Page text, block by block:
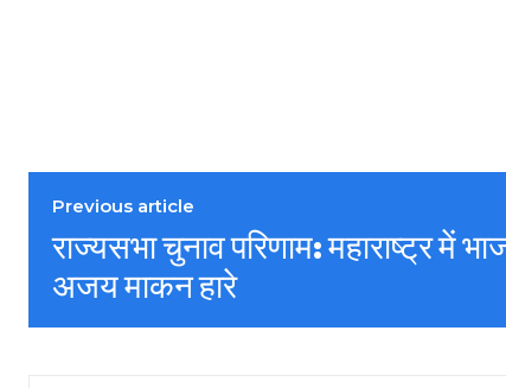
Previous article
राज्यसभा चुनाव परिणाम: महाराष्ट्र में
अजय माकन हारे